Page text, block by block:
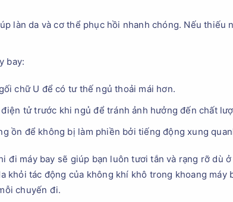
làn da và cơ thể phục hồi nhanh chóng. Nếu thiếu
bay:
chữ U để có tư thế ngủ thoải mái hơn.
tử trước khi ngủ để tránh ảnh hưởng đến chất
ồn để không bị làm phiền bởi tiếng động xung
đi máy bay sẽ giúp bạn luôn tươi tắn và rạng rỡ dù
khỏi tác động của không khí khô trong khoang
chuyến đi.